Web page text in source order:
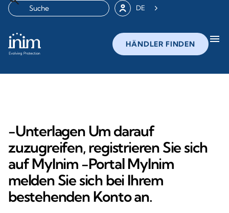
DE
HÄNDLER FINDEN menu
-Unterlagen Um darauf
zuzugreifen, registrieren Sie sich
auf MyInim -Portal MyInim
melden Sie sich bei Ihrem
bestehenden Konto an.